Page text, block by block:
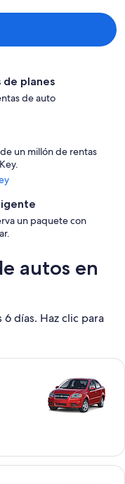
de planes
de auto
un millón de rentas
un paquete con
autos en
días. Haz clic para